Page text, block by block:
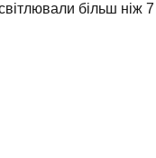
більш ніж